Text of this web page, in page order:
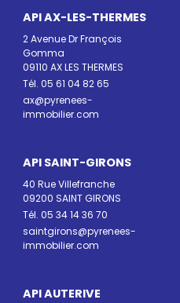
API AX-LES-THERMES
2 Avenue Dr François
Gomma
09110 AX LES THERMES
Tél. 05 61 04 82 65
ax@pyrenees-
immobilier.com
API SAINT-GIRONS
40 Rue Villefranche
09200 SAINT GIRONS
Tél. 05 34 14 36 70
saintgirons@pyrenees-
immobilier.com
API AUTERIVE